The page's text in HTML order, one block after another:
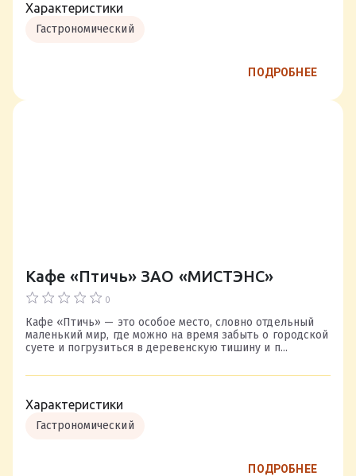
Характеристики
Гастрономический
ПОДРОБНЕЕ
Кафе «Птичь» ЗАО «МИСТЭНС»
0
Кафе «Птичь» — это особое место, словно отдельный
маленький мир, где можно на время забыть о городской
суете и погрузиться в деревенскую тишину и п...
Характеристики
Гастрономический
ПОДРОБНЕЕ